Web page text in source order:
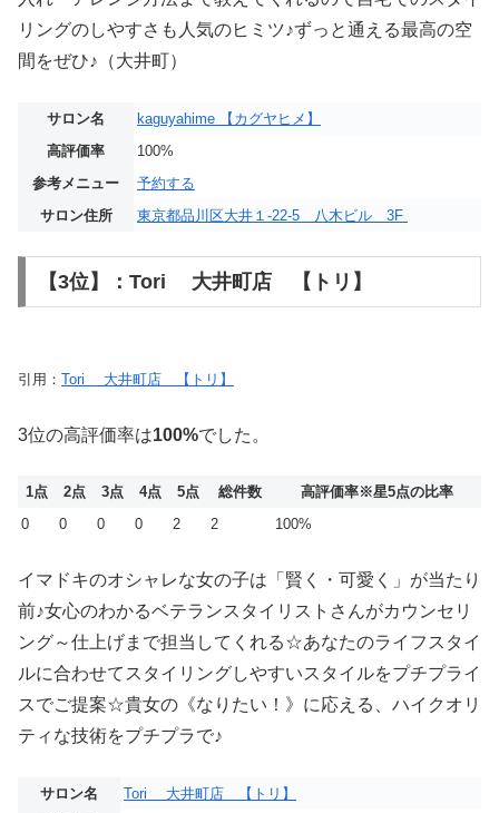
リングのしやすさも人気のヒミツ♪ずっと通える最高の空
間をぜひ♪（大井町）
サロン名
kaguyahime 【カグヤヒメ】
高評価率
100%
参考メニュー
予約する
サロン住所
東京都品川区大井１-22-5 八木ビル 3F
【3位】：Tori 大井町店 【トリ】
引用： Tori 大井町店 【トリ】
3位の高評価率は100%でした。
1点 2点 3点 4点 5点 総件数 高評価率※星5点の比率
0
0 0 0 2 2 100%
イマドキのオシャレな女の子は「賢く・可愛く」が当たり
前♪女心のわかるベテランスタイリストさんがカウンセリ
ング～仕上げまで担当してくれる☆あなたのライフスタイ
ルに合わせてスタイリングしやすいスタイルをプチプライ
スでご提案☆貴女の《なりたい！》に応える、ハイクオリ
ティな技術をプチプラで♪
サロン名
Tori 大井町店 【トリ】